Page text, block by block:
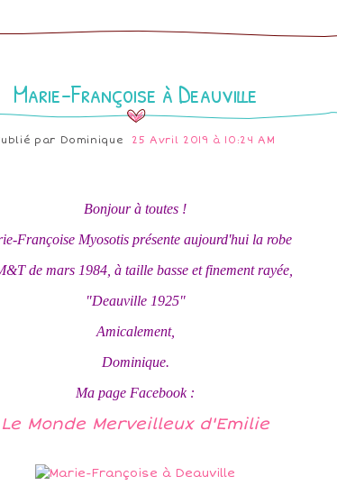
Marie-Françoise à Deauville
par Dominique 25 Avril 2019 à 10:24 AM
Bonjour à toutes !
Françoise Myosotis présente aujourd'hui la robe
de mars 1984, à taille basse et finement rayée,
"Deauville 1925"
Amicalement,
Dominique.
Ma page Facebook :
Le Monde Merveilleux d'Emilie